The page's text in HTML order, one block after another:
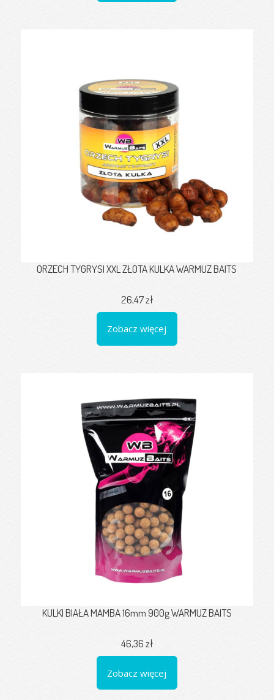
ORZECH TYGRYSI XXL ZŁOTA KULKA WARMUZ BAITS
26,47 zł
Zobacz więcej
KULKI BIAŁA MAMBA 16mm 900g WARMUZ BAITS
46,36 zł
Zobacz więcej